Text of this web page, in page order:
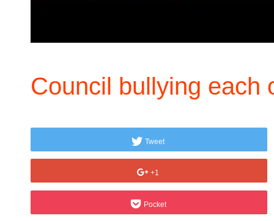
Council bullying each
Tweet
+1
Pocket